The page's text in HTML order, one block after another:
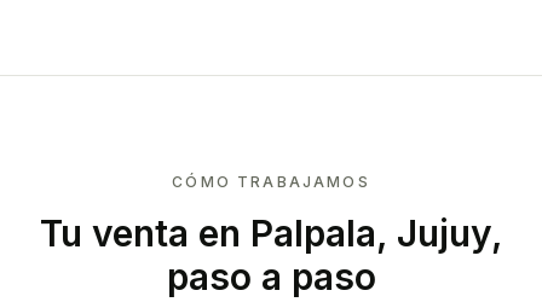
CÓMO TRABAJAMOS
Tu venta en Palpala, Jujuy,
paso a paso